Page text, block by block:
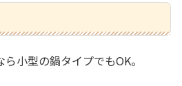
小型の鍋タイプでもOK。